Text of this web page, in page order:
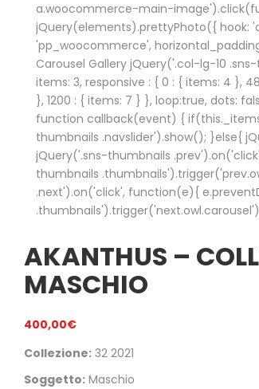
a.woocommerce-main-
jQuery(elements).prettyPhoto({ hook:
'pp_woocommerce',
Carousel Gallery jQuery('.col-lg-10
items: 3, responsive : { 0 : { items: 4 },
}, 1200 : { items: 7 } }, loop:true, dots:
function callback(event) {
thumbnails .navslider').show(); }else{
jQuery('.sns-thumbnails
thumbnails
.next').on('click', function(e){
AKANTHUS –
MASCHIO
400,00€
Collezione: 32 2021
Soggetto: Maschio